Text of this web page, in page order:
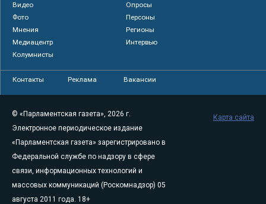
Видео
Опросы
Фото
Персоны
Мнения
Регионы
Медиацентр
Интервью
Колумнисты
Контакты Реклама Вакансии
© «Парламентская газета», 2026 г.
Электронное периодическое издание
«Парламентская газета» зарегистрировано в
Федеральной службе по надзору в сфере
связи, информационных технологий и
массовых коммуникаций (Роскомнадзор) 05
августа 2011 года. 18+
Карта сайта